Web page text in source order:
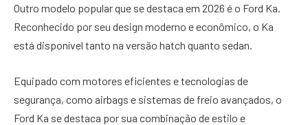
Outro modelo popular que se destaca em 2026 é o Ford Ka.
Reconhecido por seu design moderno e econômico, o Ka
está disponível tanto na versão hatch quanto sedan.
Equipado com motores eficientes e tecnologias de
segurança, como airbags e sistemas de freio avançados, o
Ford Ka se destaca por sua combinação de estilo e